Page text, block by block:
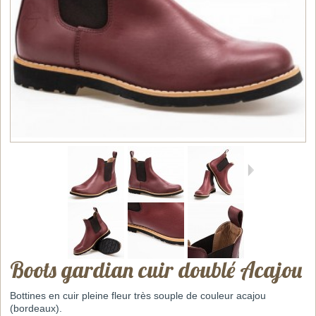
Boots gardian cuir doublé Acajou
Bottines en cuir pleine fleur très souple de couleur acajou
(bordeaux).